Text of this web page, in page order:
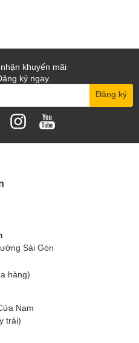
khuyến mãi
ký ngay.
Đăng ký
Sài Gòn
hàng)
Nam
trái)